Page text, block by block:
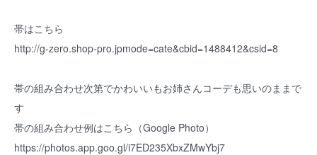
帯はこちら
http://g-zero.shop-pro.jpmode=cate&cbid=1488412&csid=8
帯の組み合わせ次第でかわいいもお姉さんコーデも思いのままで
す
帯の組み合わせ例はこちら（Google Photo）
https://photos.app.goo.gl/i7ED235XbxZMwYbj7